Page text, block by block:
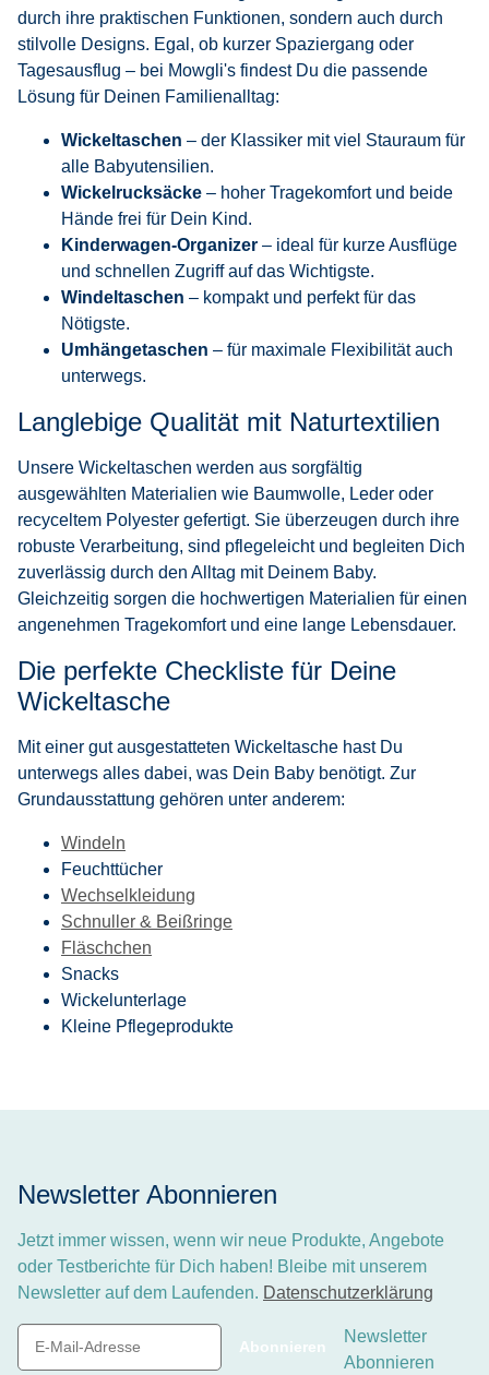
durch ihre praktischen Funktionen, sondern auch durch
stilvolle Designs. Egal, ob kurzer Spaziergang oder
Tagesausflug – bei Mowgli's findest Du die passende
Lösung für Deinen Familienalltag:
Wickeltaschen – der Klassiker mit viel Stauraum für
alle Babyutensilien.
Wickelrucksäcke – hoher Tragekomfort und beide
Hände frei für Dein Kind.
Kinderwagen-Organizer – ideal für kurze Ausflüge
und schnellen Zugriff auf das Wichtigste.
Windeltaschen – kompakt und perfekt für das
Nötigste.
Umhängetaschen – für maximale Flexibilität auch
unterwegs.
Langlebige Qualität mit Naturtextilien
Unsere Wickeltaschen werden aus sorgfältig
ausgewählten Materialien wie Baumwolle, Leder oder
recyceltem Polyester gefertigt. Sie überzeugen durch ihre
robuste Verarbeitung, sind pflegeleicht und begleiten Dich
zuverlässig durch den Alltag mit Deinem Baby.
Gleichzeitig sorgen die hochwertigen Materialien für einen
angenehmen Tragekomfort und eine lange Lebensdauer.
Die perfekte Checkliste für Deine
Wickeltasche
Mit einer gut ausgestatteten Wickeltasche hast Du
unterwegs alles dabei, was Dein Baby benötigt. Zur
Grundausstattung gehören unter anderem:
Windeln
Feuchttücher
Wechselkleidung
Schnuller & Beißringe
Fläschchen
Snacks
Wickelunterlage
Kleine Pflegeprodukte
Newsletter Abonnieren
Jetzt immer wissen, wenn wir neue Produkte, Angebote
oder Testberichte für Dich haben! Bleibe mit unserem
Newsletter auf dem Laufenden. Datenschutzerklärung
Abonnieren
Newsletter
Abonnieren